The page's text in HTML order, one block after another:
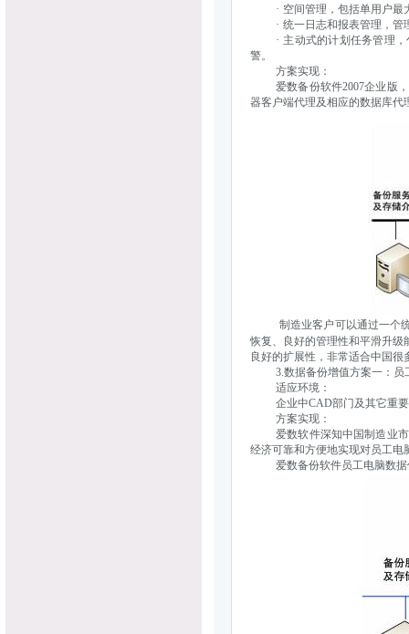
· 空间管理，包括单用户最
· 统一日志和报表管理，管理
· 主动式的计划任务管理，
警。
方案实现：
爱数备份软件2007企业版，
器客户端代理及相应的数据库代
制造业客户可以通过一个
恢复、良好的管理性和平滑升级
良好的扩展性，非常适合中国很
3.数据备份增值方案一：员
适应环境：
企业中CAD部门及其它重要
方案实现：
爱数软件深知中国制造业市
经济可靠和方便地实现对员工电
爱数备份软件员工电脑数据